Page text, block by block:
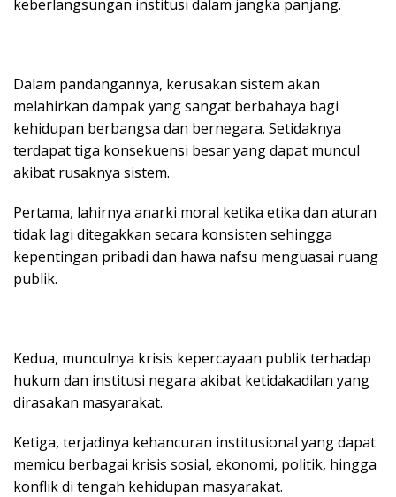
keberlangsungan institusi dalam jangka panjang.
Dalam pandangannya, kerusakan sistem akan
melahirkan dampak yang sangat berbahaya bagi
kehidupan berbangsa dan bernegara. Setidaknya
terdapat tiga konsekuensi besar yang dapat muncul
akibat rusaknya sistem.
Pertama, lahirnya anarki moral ketika etika dan aturan
tidak lagi ditegakkan secara konsisten sehingga
kepentingan pribadi dan hawa nafsu menguasai ruang
publik.
Kedua, munculnya krisis kepercayaan publik terhadap
hukum dan institusi negara akibat ketidakadilan yang
dirasakan masyarakat.
Ketiga, terjadinya kehancuran institusional yang dapat
memicu berbagai krisis sosial, ekonomi, politik, hingga
konflik di tengah kehidupan masyarakat.